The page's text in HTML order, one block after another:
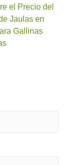
el Precio del
Jaulas en
Gallinas